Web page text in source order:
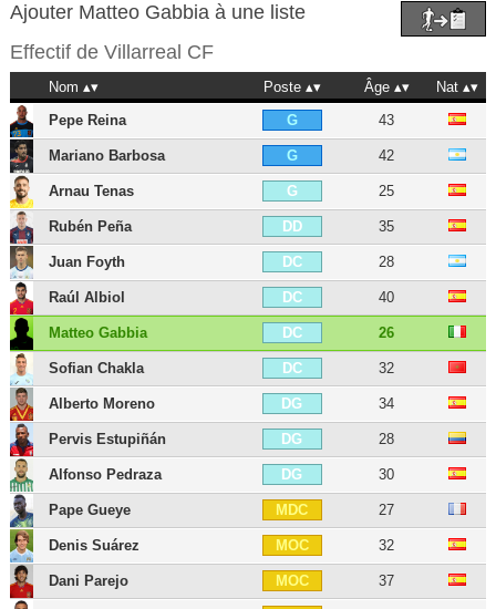
Ajouter Matteo Gabbia à une liste
Effectif de Villarreal CF
Nom Poste Âge
Nat
Pepe Reina
G 43
Mariano Barbosa G 42
Arnau Tenas G 25
Rubén Peña DD 35
Juan Foyth DC 28
Raúl Albiol DC 40
Matteo Gabbia DC 26
Sofian Chakla DC 32
Alberto Moreno DG 34
Pervis Estupiñán DG 28
Alfonso Pedraza DG 30
Pape Gueye MDC 27
Denis Suárez MOC 32
Dani Parejo MOC 37